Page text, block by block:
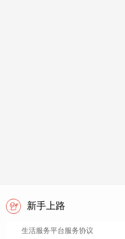
新手上路
生活服务平台服务协议